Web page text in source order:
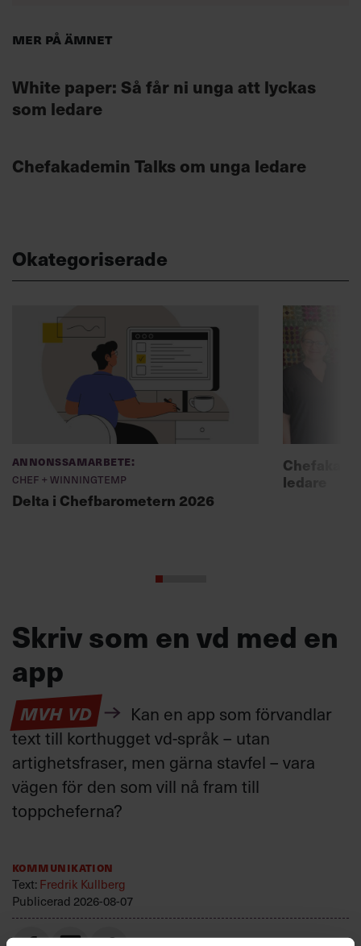
Mer på ämnet
White paper: Så får ni unga att lyckas
som ledare
Chefakademin Talks om unga ledare
Okategoriserade
Annonssamarbete:
Chef + Winningtemp
Delta i Chefbarometern 2026
ledare
Skriv som en vd med en
app
MVH VD
Kan en app som förvandlar
text till korthugget vd-språk – utan
artighetsfraser, men gärna stavfel – vara
vägen för den som vill nå fram till
toppcheferna?
Kommunikation
Text:Fredrik Kullberg
Publicerad 2026-08-07